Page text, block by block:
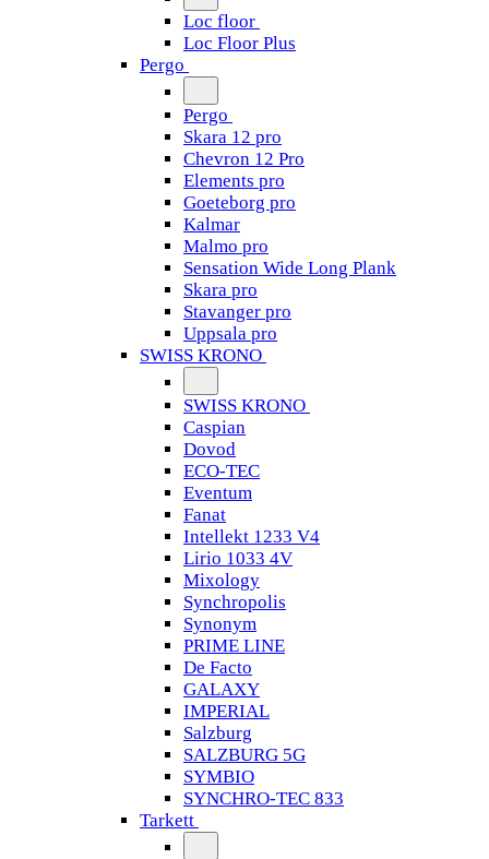
Loc floor
Loc Floor Plus
Pergo
Pergo
Skara 12 pro
Chevron 12 Pro
Elements pro
Goeteborg pro
Kalmar
Malmo pro
Sensation Wide Long Plank
Skara pro
Stavanger pro
Uppsala pro
SWISS KRONO
SWISS KRONO
Caspian
Dovod
ECO-TEC
Eventum
Fanat
Intellekt 1233 V4
Lirio 1033 4V
Mixology
Synchropolis
Synonym
PRIME LINE
De Facto
GALAXY
IMPERIAL
Salzburg
SALZBURG 5G
SYMBIO
SYNCHRO-TEC 833
Tarkett